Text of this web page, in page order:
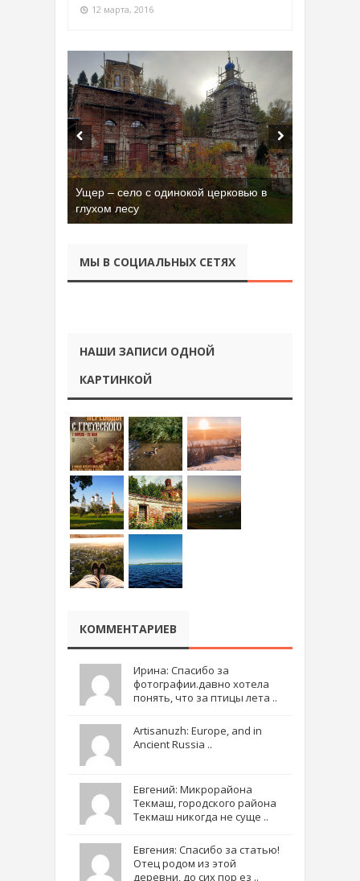
12 марта, 2016
Ущер – село с одинокой церковью в
глухом лесу
МЫ В СОЦИАЛЬНЫХ СЕТЯХ
НАШИ ЗАПИСИ ОДНОЙ
КАРТИНКОЙ
КОММЕНТАРИЕВ
Ирина: Спасибо за
фотографии.давно хотела
понять, что за птицы лета ..
Artisanuzh: Europe, and in
Ancient Russia ..
Евгений: Микрорайона
Текмаш, городского района
Текмаш никогда не суще ..
Евгения: Спасибо за статью!
Отец родом из этой
деревни, до сих пор ез ..